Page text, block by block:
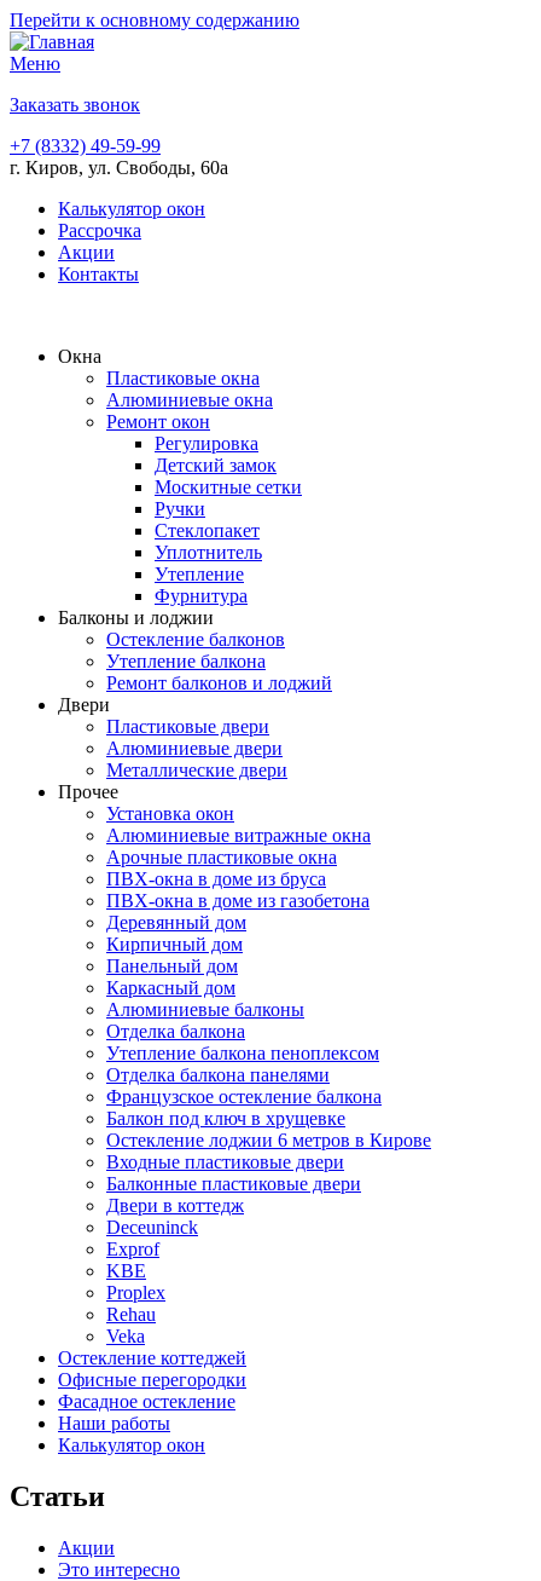
Перейти к основному содержанию
Меню
Заказать звонок
+7 (8332) 49-59-99
г. Киров, ул. Свободы, 60а
Калькулятор окон
Рассрочка
Акции
Контакты
Окна
Пластиковые окна
Алюминиевые окна
Ремонт окон
Регулировка
Детский замок
Москитные сетки
Ручки
Стеклопакет
Уплотнитель
Утепление
Фурнитура
Балконы и лоджии
Остекление балконов
Утепление балкона
Ремонт балконов и лоджий
Двери
Пластиковые двери
Алюминиевые двери
Металлические двери
Прочее
Установка окон
Алюминиевые витражные окна
Арочные пластиковые окна
ПВХ-окна в доме из бруса
ПВХ-окна в доме из газобетона
Деревянный дом
Кирпичный дом
Панельный дом
Каркасный дом
Алюминиевые балконы
Отделка балкона
Утепление балкона пеноплексом
Отделка балкона панелями
Французское остекление балкона
Балкон под ключ в хрущевке
Остекление лоджии 6 метров в Кирове
Входные пластиковые двери
Балконные пластиковые двери
Двери в коттедж
Deceuninck
Exprof
KBE
Proplex
Rehau
Veka
Остекление коттеджей
Офисные перегородки
Фасадное остекление
Наши работы
Калькулятор окон
Статьи
Акции
Это интересно